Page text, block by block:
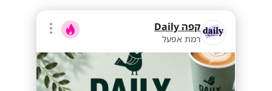
קפה Daily
רמת אפעל